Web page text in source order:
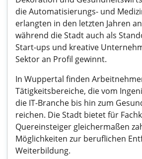
die Automatisierungs- und
erlangten in den letzten Jahren
während die Stadt auch als
Start-ups und kreative
Sektor an Profil gewinnt.
In Wuppertal finden
Tätigkeitsbereiche, die vom
die IT-Branche bis hin zum
reichen. Die Stadt bietet für
Quereinsteiger gleichermaßen
Möglichkeiten zur beruflichen
Weiterbildung.